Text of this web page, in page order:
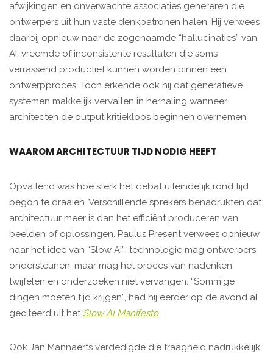
afwijkingen en onverwachte associaties genereren die
ontwerpers uit hun vaste denkpatronen halen. Hij verwees
daarbij opnieuw naar de zogenaamde “hallucinaties” van
AI: vreemde of inconsistente resultaten die soms
verrassend productief kunnen worden binnen een
ontwerpproces. Toch erkende ook hij dat generatieve
systemen makkelijk vervallen in herhaling wanneer
architecten de output kritiekloos beginnen overnemen.
WAAROM ARCHITECTUUR TIJD NODIG HEEFT
Opvallend was hoe sterk het debat uiteindelijk rond tijd
begon te draaien. Verschillende sprekers benadrukten dat
architectuur meer is dan het efficiënt produceren van
beelden of oplossingen. Paulus Present verwees opnieuw
naar het idee van “Slow AI”: technologie mag ontwerpers
ondersteunen, maar mag het proces van nadenken,
twijfelen en onderzoeken niet vervangen. “Sommige
dingen moeten tijd krijgen”, had hij eerder op de avond al
geciteerd uit het Slow AI Manifesto.
Ook Jan Mannaerts verdedigde die traagheid nadrukkelijk.